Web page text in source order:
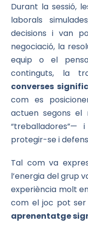
Durant la sessió,
laborals
decisions i van
negociació, la
equip o el
continguts, la
converses
com es
actuen segons el
“treballadores”—
protegir-se i
Tal com va
l’energia del grup
experiència molt
com el joc pot
aprenentatge